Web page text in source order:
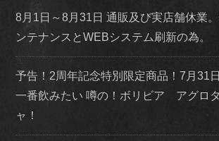
8月1日～8月31日 通販及び実店舗休業
ンテナンスとWEBシステム刷新の為。
予告！2周年記念特別限定商品！7月31
一番飲みたい 噂の！ボリビア アグロ
ャ！